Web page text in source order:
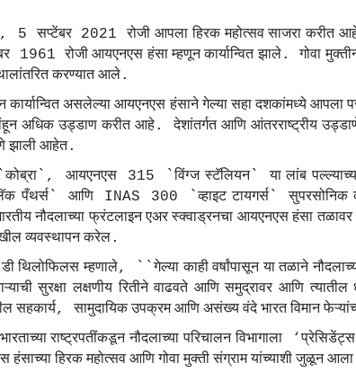
5सप्टेंबर2021रोजी आपला हिरक महोत्सव साजरा करीत
1961रोजी आयएनएस हंसा म्हणून कार्यान्वित झाले.गोवा
करण्यात आले.
कार्यान्वित असलेल्या आयएनएस हंसाने गेल्या सहा दशकांमध्ये आपला
अधिक उड्डाण करीत आहे.देशांतर्गत आणि आंतरराष्ट्रीय
झाली आहेत.
कोब्रा`, आयएनएस315 `विंग्ज स्टॅलियन`या लांब
पँथर्स` आणिINAS 300 `व्हाइट टायगर्स`सुपरसोनिक
नौदलाच्या फ्रंटलाइन एअर स्क्वाड्रनचा आयएनएस हंसा तळावर
व्यवस्थापन करेल.
डी थिलोफिलस म्हणाले, ``गेल्या काही वर्षांपासून या तळाने
सुरक्षा लक्षणीय रितीने वाढवते आणि समुद्रावर आणि त्यातील
सहकार्य,सामुदायिक उपक्रम आणि असंख्य वंदे भारत विमान
भारताच्या राष्ट्रपतींकडून नौदलाच्या परिचालन विभागाला‘प्रेसिडेंट्स
हंसाच्या हिरक महोत्सव आणि गोवा मुक्ती संग्राम यांच्याशी जुळून आला